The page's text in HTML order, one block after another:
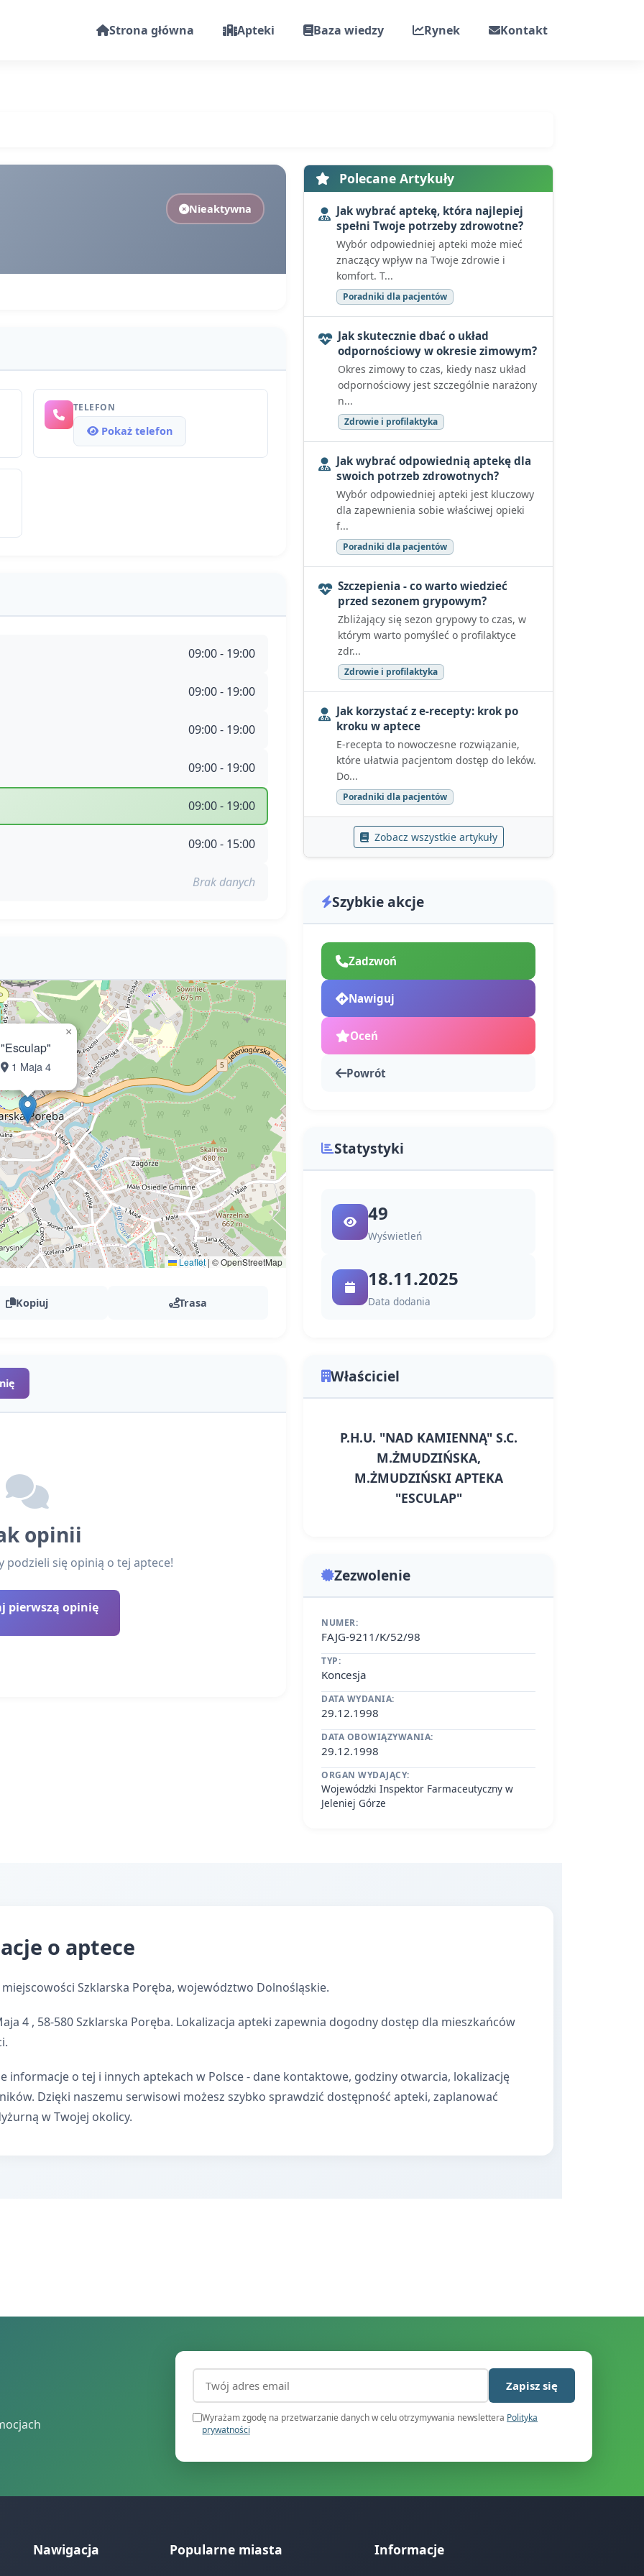
Strona główna Apteki Baza wiedzy Rynek Kontakt
Nieaktywna
TELEFON
Pokaż telefon
09:00 - 19:00
09:00 - 19:00
09:00 - 19:00
09:00 - 19:00
09:00 - 19:00
09:00 - 15:00
Brak danych
"Esculap"
1 Maja 4
×
Leaflet | © OpenStreetMap
Kopiuj Trasa
opinii
podzieli się opinią o tej aptece!
pierwszą opinię
Polecane Artykuły
Jak wybrać aptekę, która najlepiej
spełni Twoje potrzeby zdrowotne?
Wybór odpowiedniej apteki może mieć
znaczący wpływ na Twoje zdrowie i
komfort. T...
Poradniki dla pacjentów
Jak skutecznie dbać o układ
odpornościowy w okresie zimowym?
Okres zimowy to czas, kiedy nasz układ
odpornościowy jest szczególnie narażony
n...
Zdrowie i profilaktyka
Jak wybrać odpowiednią aptekę dla
swoich potrzeb zdrowotnych?
Wybór odpowiedniej apteki jest kluczowy
dla zapewnienia sobie właściwej opieki
f...
Poradniki dla pacjentów
Szczepienia - co warto wiedzieć
przed sezonem grypowym?
Zbliżający się sezon grypowy to czas, w
którym warto pomyśleć o profilaktyce
zdr...
Zdrowie i profilaktyka
Jak korzystać z e-recepty: krok po
kroku w aptece
E-recepta to nowoczesne rozwiązanie,
które ułatwia pacjentom dostęp do leków.
Do...
Poradniki dla pacjentów
Zobacz wszystkie artykuły
Szybkie akcje
Zadzwoń
Nawiguj
Oceń
Powrót
Statystyki
49
Wyświetleń
18.11.2025
Data dodania
Właściciel
P.H.U. "NAD KAMIENNĄ" S.C.
M.ŻMUDZIŃSKA,
M.ŻMUDZIŃSKI APTEKA
"ESCULAP"
Zezwolenie
NUMER:
FAJG-9211/K/52/98
TYP:
Koncesja
DATA WYDANIA:
29.12.1998
DATA OBOWIĄZYWANIA:
29.12.1998
ORGAN WYDAJĄCY:
Wojewódzki Inspektor Farmaceutyczny w
Jeleniej Górze
o aptece
Szklarska Poręba, województwo Dolnośląskie.
4 , 58-580 Szklarska Poręba. Lokalizacja apteki zapewnia dogodny dostęp dla mieszkańców
informacje o tej i innych aptekach w Polsce - dane kontaktowe, godziny otwarcia, lokalizację
Dzięki naszemu serwisowi możesz szybko sprawdzić dostępność apteki, zaplanować
w Twojej okolicy.
Adres email (wymagany)
Zapisz się
Wyrażam zgodę na przetwarzanie danych w celu otrzymywania newslettera Polityka
prywatności
Nawigacja Popularne miasta Informacje